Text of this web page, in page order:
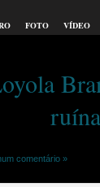
FOTO VÍDEO
comentário »